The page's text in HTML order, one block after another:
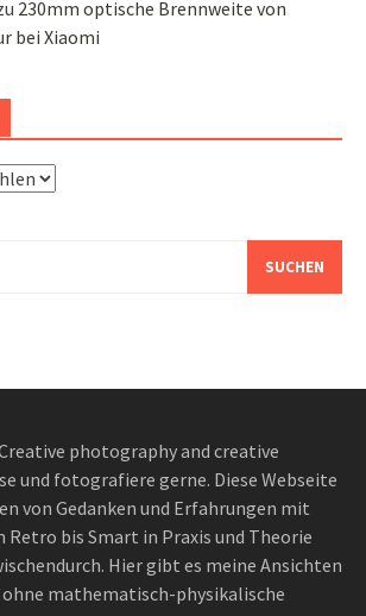
230mm optische Brennweite von
bei Xiaomi
photography and creative
und fotografiere gerne. Diese Webseite
von Gedanken und Erfahrungen mit
bis Smart in Praxis und Theorie
Hier gibt es meine Ansichten
ohne mathematisch-physikalische